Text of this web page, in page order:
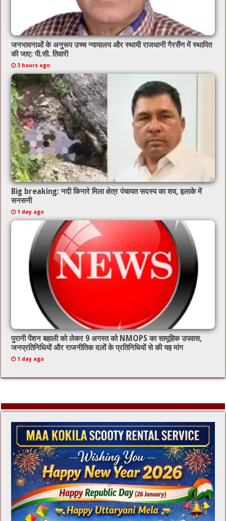
जनभावनाओं के अनुरूप उच्च न्यायालय और स्थायी राजधानी गैरसैंण में स्थापित
की जाए: पी.सी. तिवारी
3 hours ago
Big breaking: नदी किनारे मिला क्षेत्र पंचायत सदस्य का शव, इलाके में
सनसनी
1 day ago
पुरानी पेंशन बहाली को लेकर 9 अगस्त को NMOPS का सामूहिक उपवास,
जनप्रतिनिधियों और राजनीतिक दलों के प्रतिनिधियों से की यह मांग
1 day ago